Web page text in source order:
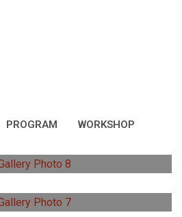
PROGRAM WORKSHOP